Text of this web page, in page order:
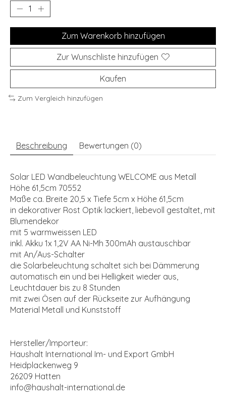
Zum Warenkorb hinzufügen
Zur Wunschliste hinzufügen
Kaufen
Zum Vergleich hinzufügen
Beschreibung Bewertungen (0)
Solar LED Wandbeleuchtung WELCOME aus Metall
Höhe 61,5cm 70552
Maße ca. Breite 20,5 x Tiefe 5cm x Höhe 61,5cm
in dekorativer Rost Optik lackiert, liebevoll gestaltet, mit
Blumendekor
mit 5 warmweissen LED
inkl. Akku 1x 1,2V AA Ni-Mh 300mAh austauschbar
mit An/Aus-Schalter
die Solarbeleuchtung schaltet sich bei Dämmerung
automatisch ein und bei Helligkeit wieder aus,
Leuchtdauer bis zu 8 Stunden
mit zwei Ösen auf der Rückseite zur Aufhängung
Material Metall und Kunststoff
Hersteller/Importeur:
Haushalt International Im- und Export GmbH
Heidplackenweg 9
26209 Hatten
info@haushalt-international.de